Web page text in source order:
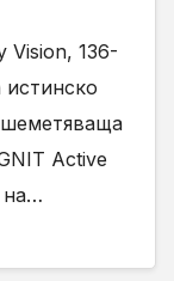
Vision, 136-
истинско
Active
на…